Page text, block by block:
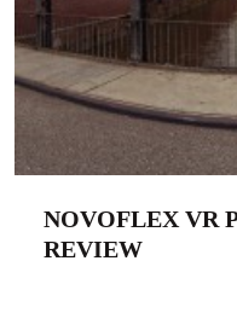
NOVOFLEX VR
REVIEW